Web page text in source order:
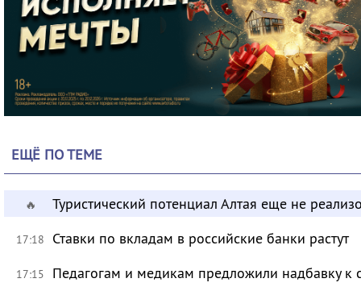
ЕЩЁ ПО ТЕМЕ
🔥 Туристический потенциал Алтая еще не
17:18 Ставки по вкладам в российские банки растут
17:15 Педагогам и медикам предложили надбавку к